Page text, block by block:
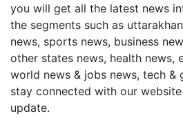
you will get all the latest news
the segments such as
news, sports news, business
other states news, health news,
world news & jobs news, tech &
stay connected with our
update.